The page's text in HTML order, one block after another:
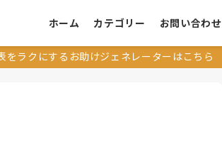
ホーム カテゴリー お問い合わせ
をラクにするお助けジェネレーターはこちら